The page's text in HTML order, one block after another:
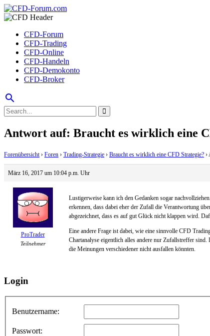
CFD-Forum
CFD-Trading
CFD-Online
CFD-Handeln
CFD-Demokonto
CFD-Broker
search
Antwort auf: Braucht es wirklich eine
Forenübersicht › Foren › Trading-Strategie › Braucht es wirklich eine CFD Strategie? ›
März 16, 2017 um 10:04 p.m. Uhr
ProTrader
Teilnehmer
Lustigerweise kann ich den Gedanken sogar
erkennen, dass dabei eher der Zufall die Verantwortung
abgezeichnet, dass es auf gut Glück nicht klappen wird.
Eine andere Frage ist dabei, wie eine sinnvolle CFD
Chartanalyse eigentlich alles andere nur Zufallstreffer
die Meinungen verschiedener nicht ausfallen könnten.
Login
Benutzername:
Passwort: